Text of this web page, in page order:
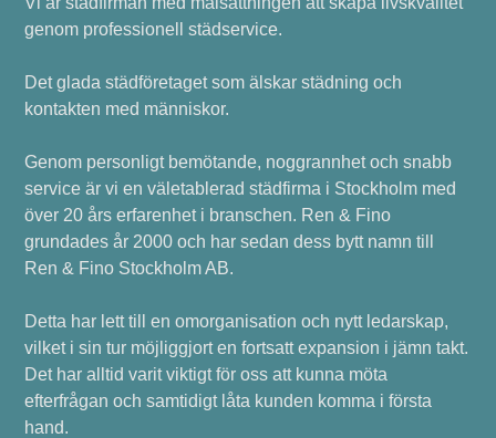
genom professionell städservice.
Det glada städföretaget som älskar städning och
kontakten med människor.
Genom personligt bemötande, noggrannhet och snabb
service är vi en väletablerad städfirma i Stockholm med
över 20 års erfarenhet i branschen. Ren & Fino
grundades år 2000 och har sedan dess bytt namn till
Ren & Fino Stockholm AB.
Detta har lett till en omorganisation och nytt ledarskap,
vilket i sin tur möjliggjort en fortsatt expansion i jämn takt.
Det har alltid varit viktigt för oss att kunna möta
efterfrågan och samtidigt låta kunden komma i första
hand.